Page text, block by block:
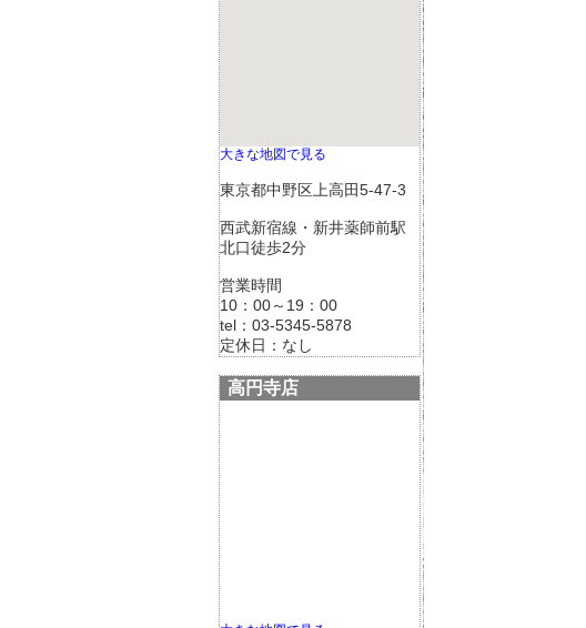
大きな地図で見る
東京都中野区上高田5-47-3
西武新宿線・新井薬師前駅
北口徒歩2分
営業時間
10：00～19：00
tel：03-5345-5878
定休日：なし
高円寺店